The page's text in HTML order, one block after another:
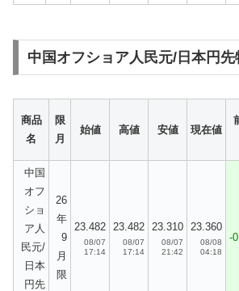
中国オフショア人民元/日本円先
商品
名
限
月
始値 高値 安値 現在値
中国
オフ
ショ
ア人
民元/
日本
円先
26
年
9
月
限
23.482
08/07
17:14
23.482
08/07
17:14
23.310
08/07
21:42
23.360
08/08
04:18
-